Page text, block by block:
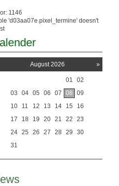
1146
'd03aa07e.pixel_termine' doesn't
»
August 2026
01
02
03
04 05 06 07 08
09
10
11 12 13 14 15
16
17
18 19 20 21 22
23
24
25 26 27 28 29
30
31